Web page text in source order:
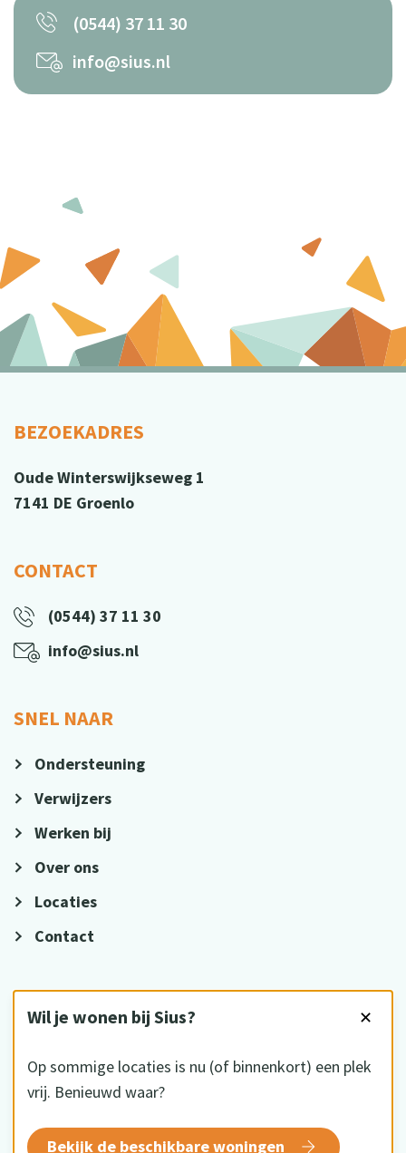
Wil je wonen bij Sius? ✕
Op sommige locaties is nu (of binnenkort) een plek
vrij. Benieuwd waar?
Bekijk de beschikbare woningen
(0544) 37 11 30
info@sius.nl
BEZOEKADRES
Oude Winterswijkseweg 1
7141 DE Groenlo
CONTACT
(0544) 37 11 30
info@sius.nl
SNEL NAAR
Ondersteuning
Verwijzers
Werken bij
Over ons
Locaties
Contact
HKZ gecertificeerd